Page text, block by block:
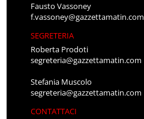
Fausto Vassoney
f.vassoney@gazzettamatin.com
SEGRETERIA
Roberta Prodoti
segreteria@gazzettamatin.com
Stefania Muscolo
segreteria@gazzettamatin.com
CONTATTACI